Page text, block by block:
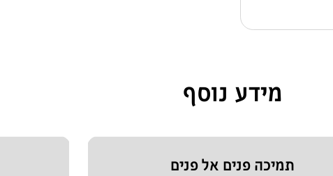
מידע נוסף
תמיכה פנים אל פנים